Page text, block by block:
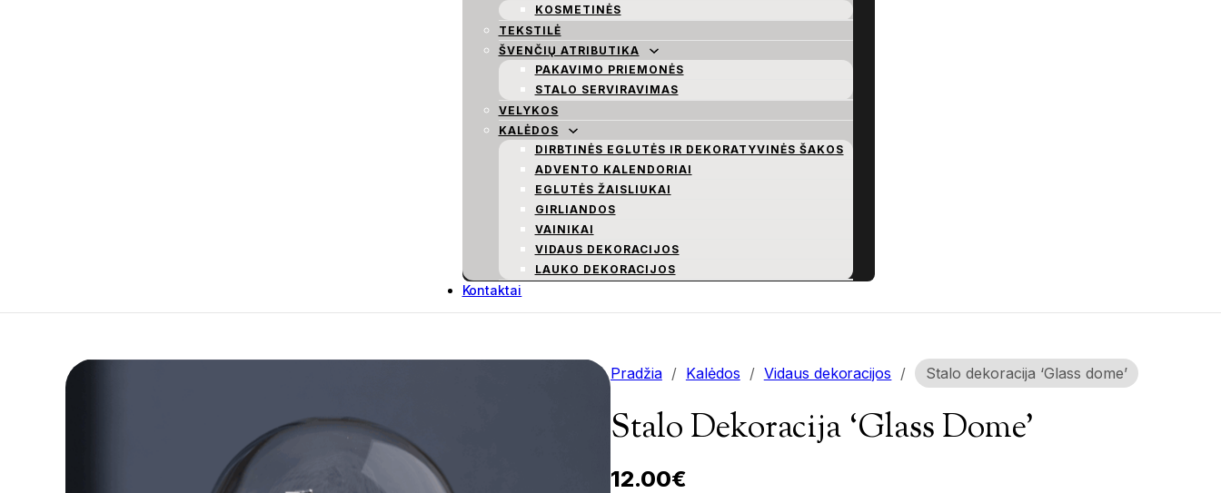
KOSMETINĖS
TEKSTILĖ
ŠVENČIŲ ATRIBUTIKA
PAKAVIMO PRIEMONĖS
STALO SERVIRAVIMAS
VELYKOS
KALĖDOS
DIRBTINĖS EGLUTĖS IR DEKORATYVINĖS ŠAKOS
ADVENTO KALENDORIAI
EGLUTĖS ŽAISLIUKAI
GIRLIANDOS
VAINIKAI
VIDAUS DEKORACIJOS
LAUKO DEKORACIJOS
Kontaktai
Pradžia / Kalėdos / Vidaus dekoracijos / Stalo dekoracija ‘Glass dome’
Stalo Dekoracija ‘Glass Dome’
12.00€